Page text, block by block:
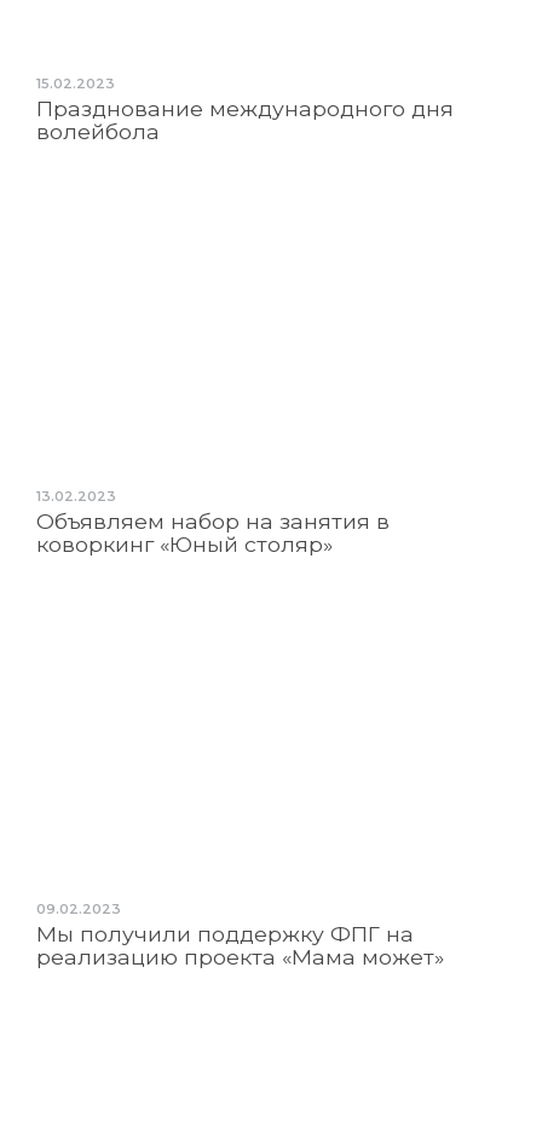
15.02.2023
Празднование международного дня
волейбола
13.02.2023
Объявляем набор на занятия в
коворкинг «Юный столяр»
09.02.2023
Мы получили поддержку ФПГ на
реализацию проекта «Мама может»